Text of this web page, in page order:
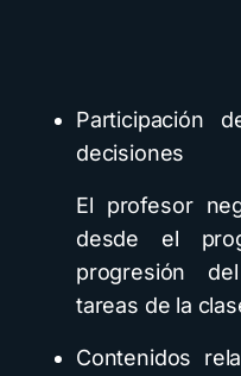
Participación
decisiones
El profesor
desde el
progresión
tareas de la
Contenidos